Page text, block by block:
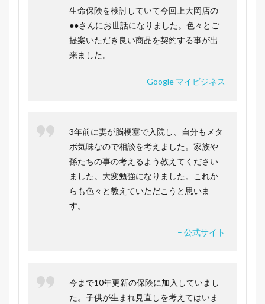
生命保険を検討していて今回上大岡店の
●●さんにお世話になりました。色々とご
提案いただき良い商品を契約する事が出
来ました。
– Google マイビジネス
3年前に妻が脳梗塞で入院し、自分もメタ
ボ気味なので相談を考えました。家族や
孫たちの事の考えるよう教えてください
ました。大変勉強になりました。これか
らも色々と教えていただこうと思いま
す。
– 公式サイト
今まで10年更新の保険に加入していまし
た。子供が生まれ見直しを考えてはいま